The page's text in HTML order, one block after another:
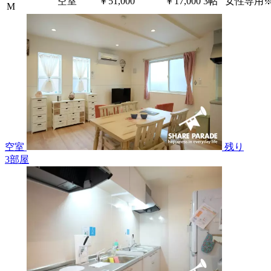
M
空室
残り
3部屋